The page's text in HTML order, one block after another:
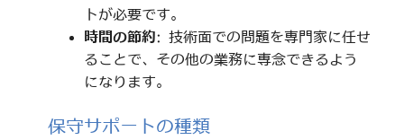
トが必要です。
時間の節約: 技術面での問題を専門家に任せ
ることで、その他の業務に専念できるよう
になります。
保守サポートの種類